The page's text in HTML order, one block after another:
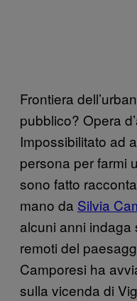
Frontiera
pubblico? Opera
Impossibilitato ad
persona per farmi
sono fatto
mano da Silvia
alcuni anni indaga
remoti del
Camporesi ha
sulla vicenda di